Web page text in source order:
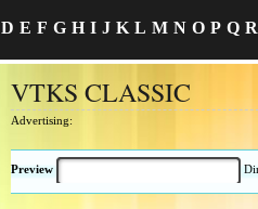
D E F G H I J K L M N O P Q R
VTKS CLASSIC
Advertising:
Preview